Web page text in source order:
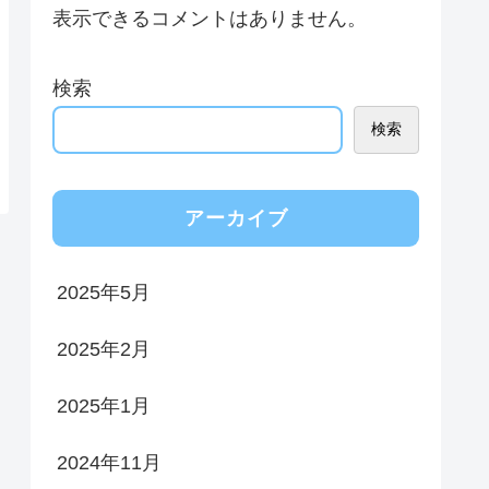
表示できるコメントはありません。
検索
検索
アーカイブ
2025年5月
2025年2月
2025年1月
2024年11月